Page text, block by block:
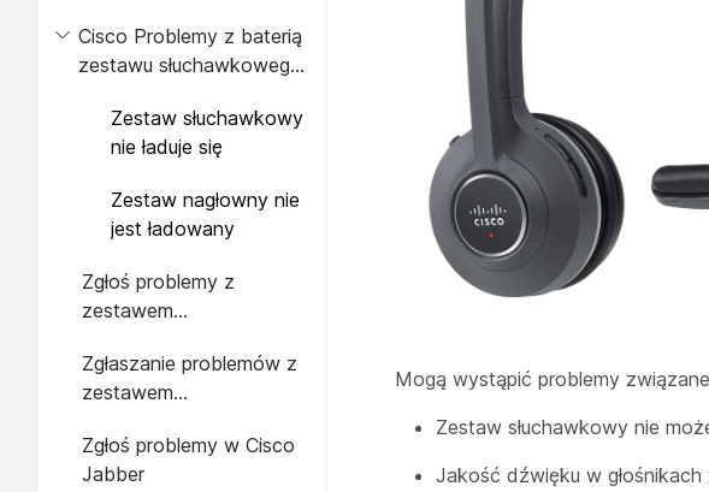
Cisco Problemy z baterią
zestawu słuchawkowego
Zestaw słuchawkowy
nie ładuje się
Zestaw nagłowny nie
jest ładowany
Zgłoś problemy z
zestawem
pomocą Cisco IP Phone
Zgłaszanie problemów z
zestawem
pośrednictwem telefonu
wieloplatformowego
Zgłoś problemy w Cisco
Jabber
Mogą wystąpić problemy
Zestaw słuchawkowy nie
Jakość dźwięku w